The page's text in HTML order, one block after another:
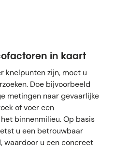
in kaart
knelpunten zijn, moet u
Doe bijvoorbeeld
metingen naar gevaarlijke
of voer een
binnenmilieu. Op basis
u een betrouwbaar
waardoor u een concreet